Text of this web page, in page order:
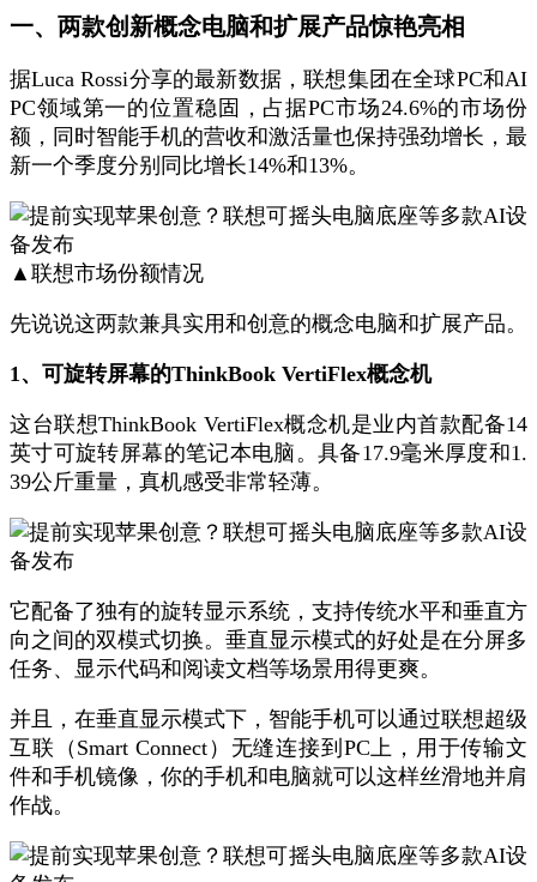
一、两款创新概念电脑和扩展产品惊艳亮相
据Luca Rossi分享的最新数据，联想集团在全球PC和AI
PC领域第一的位置稳固，占据PC市场24.6%的市场份
额，同时智能手机的营收和激活量也保持强劲增长，最
新一个季度分别同比增长14%和13%。
▲联想市场份额情况
先说说这两款兼具实用和创意的概念电脑和扩展产品。
1、可旋转屏幕的ThinkBook VertiFlex概念机
这台联想ThinkBook VertiFlex概念机是业内首款配备14
英寸可旋转屏幕的笔记本电脑。具备17.9毫米厚度和1.
39公斤重量，真机感受非常轻薄。
它配备了独有的旋转显示系统，支持传统水平和垂直方
向之间的双模式切换。垂直显示模式的好处是在分屏多
任务、显示代码和阅读文档等场景用得更爽。
并且，在垂直显示模式下，智能手机可以通过联想超级
互联（Smart Connect）无缝连接到PC上，用于传输文
件和手机镜像，你的手机和电脑就可以这样丝滑地并肩
作战。